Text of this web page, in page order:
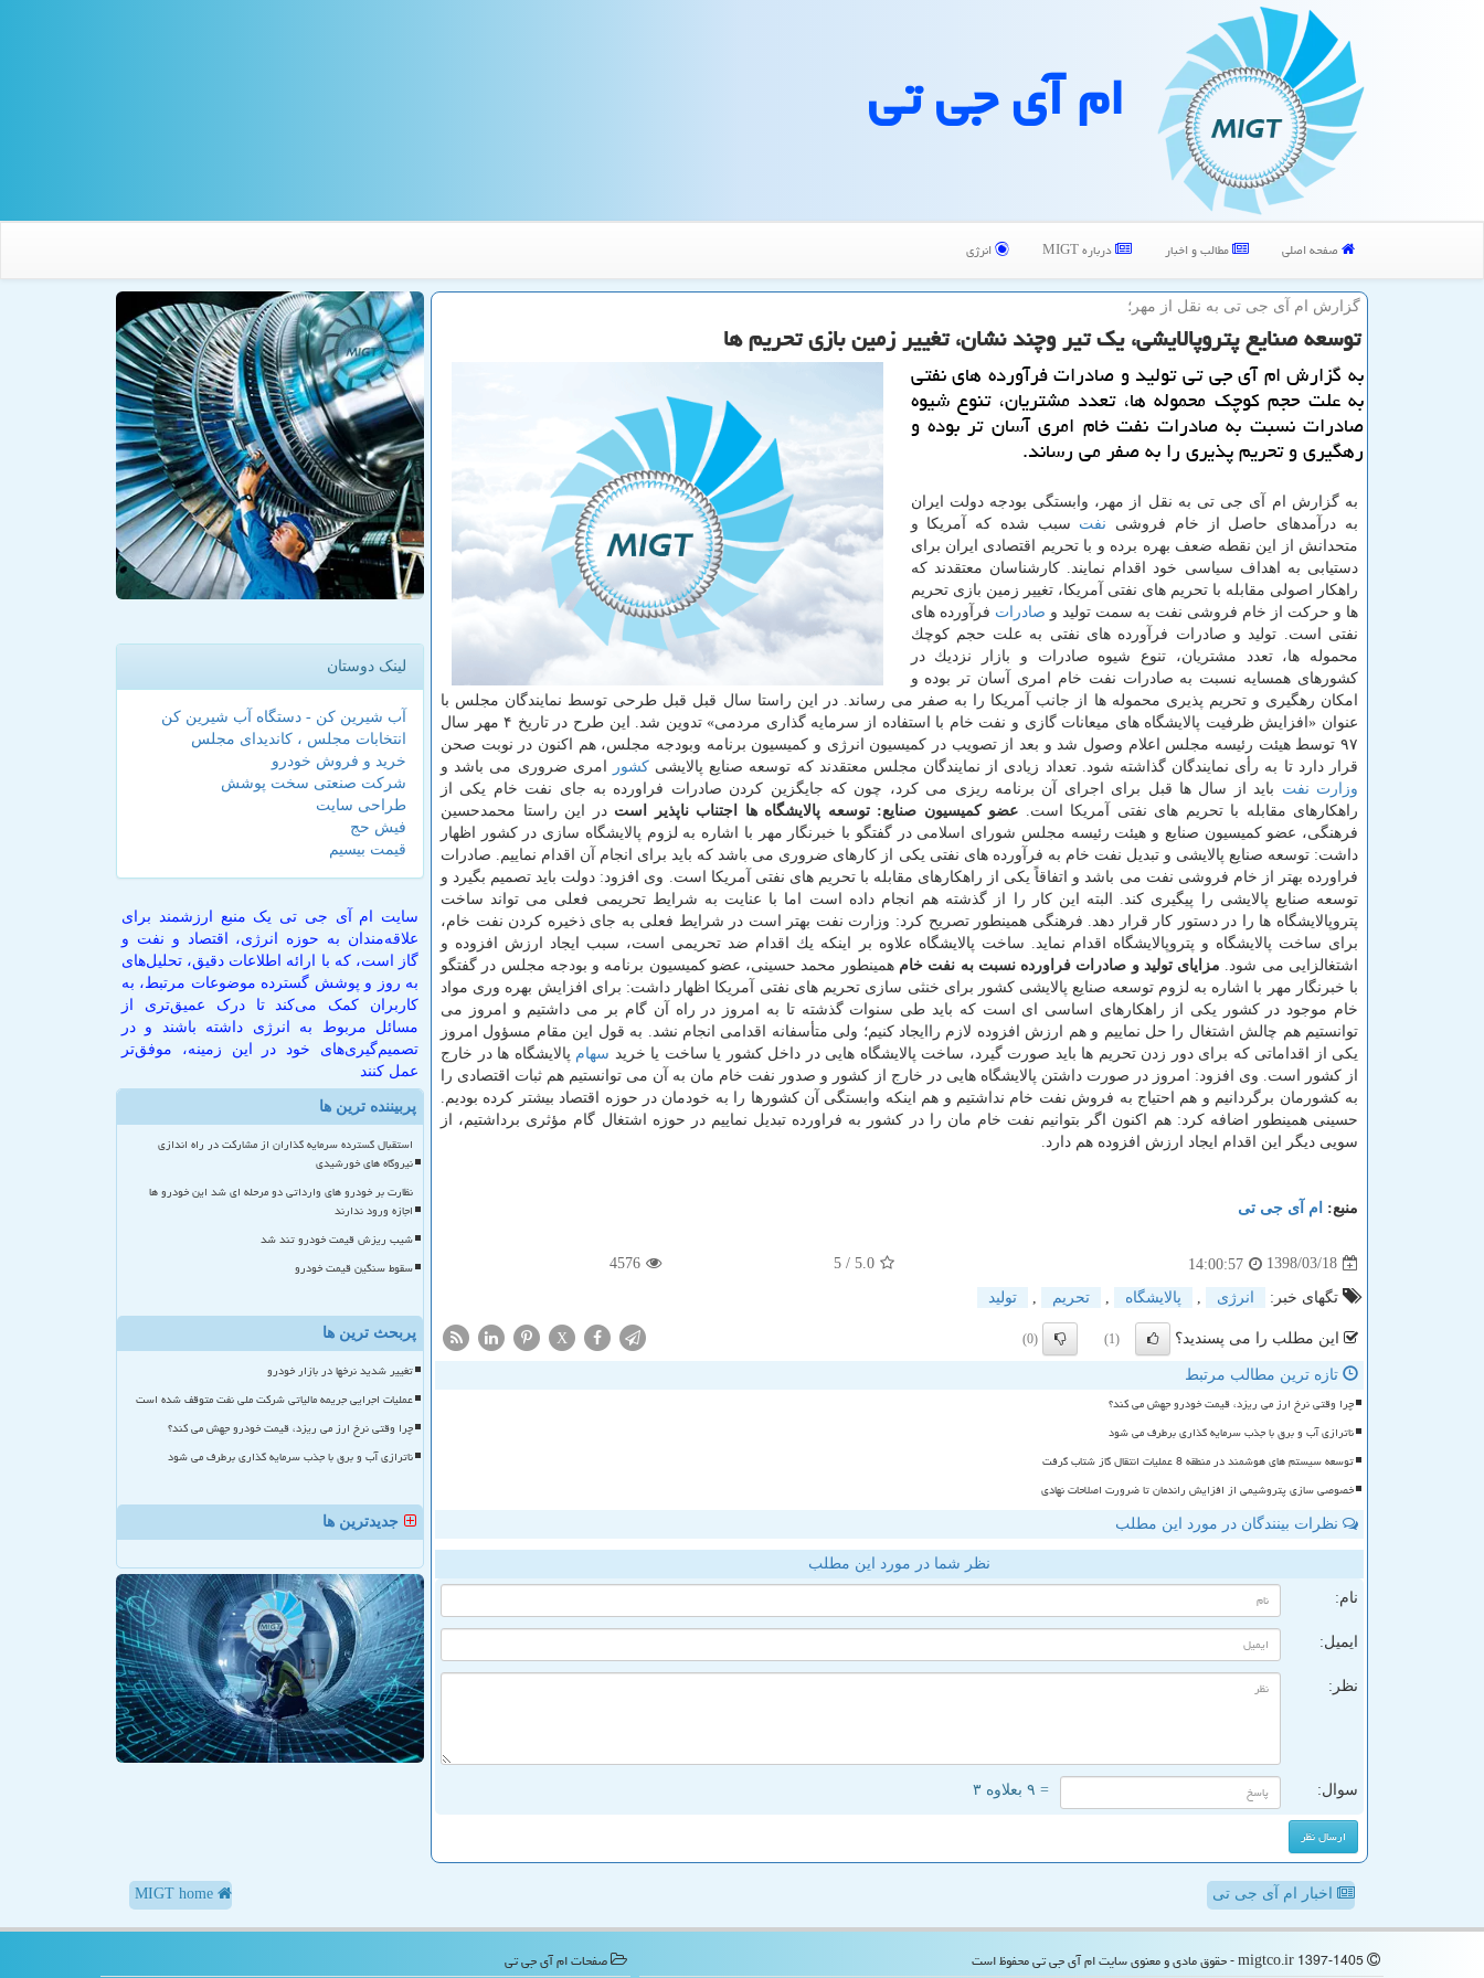
ام آی جی تی
صفحه اصلی مطالب و اخبار درباره MIGT انرژی
گزارش ام آی جی تی به نقل از مهر؛
توسعه صنایع پتروپالایشی، یك تیر وچند نشان، تغییر زمین بازی تحریم ها
به گزارش ام آی جی تی تولید و صادرات فرآورده های نفتی
به علت حجم كوچك محموله ها، تعدد مشتریان، تنوع شیوه
صادرات نسبت به صادرات نفت خام امری آسان تر بوده و
رهگیری و تحریم پذیری را به صفر می رساند.
به گزارش ام آی جی تی به نقل از مهر، وابستگی بودجه دولت ایران
به درآمدهای حاصل از خام فروشی نفت سبب شده كه آمریكا و
متحدانش از این نقطه ضعف بهره برده و با تحریم اقتصادی ایران برای
دستیابی به اهداف سیاسی خود اقدام نمایند. كارشناسان معتقدند كه
راهكار اصولی مقابله با تحریم های نفتی آمریكا، تغییر زمین بازی تحریم
ها و حركت از خام فروشی نفت به سمت تولید و صادرات فرآورده های
نفتی است. تولید و صادرات فرآورده های نفتی به علت حجم كوچك
محموله ها، تعدد مشتریان، تنوع شیوه صادرات و بازار نزدیك در
كشورهای همسایه نسبت به صادرات نفت خام امری آسان تر بوده و
امكان رهگیری و تحریم پذیری محموله ها از جانب آمریكا را به صفر می رساند. در این راستا سال قبل قبل طرحی توسط نمایندگان مجلس با
عنوان «افزایش ظرفیت پالایشگاه های میعانات گازی و نفت خام با استفاده از سرمایه گذاری مردمی» تدوین شد. این طرح در تاریخ ۴ مهر سال
۹۷ توسط هیئت رئیسه مجلس اعلام وصول شد و بعد از تصویب در كمیسیون انرژی و كمیسیون برنامه وبودجه مجلس، هم اكنون در نوبت صحن
قرار دارد تا به رأی نمایندگان گذاشته شود. تعداد زیادی از نمایندگان مجلس معتقدند كه توسعه صنایع پالایشیكشور
امری ضروری می باشد و
وزارت نفت باید از سال ها قبل برای اجرای آن برنامه ریزی می كرد، چون كه جایگزین كردن صادرات فراورده به جای نفت خام یكی از
راهكارهای مقابله با تحریم های نفتی آمریكا است. عضو كمیسیون صنایع: توسعه پالایشگاه ها اجتناب ناپذیر است در این راستا محمدحسین
فرهنگی، عضو كمیسیون صنایع و هیئت رئیسه مجلس شورای اسلامی در گفتگو با خبرنگار مهر با اشاره به لزوم پالایشگاه سازی در كشور اظهار
داشت: توسعه صنایع پالایشی و تبدیل نفت خام به فرآورده های نفتی یكی از كارهای ضروری می باشد كه باید برای انجام آن اقدام نماییم. صادرات
فراورده بهتر از خام فروشی نفت می باشد و اتفاقاً یكی از راهكارهای مقابله با تحریم های نفتی آمریكا است. وی افزود: دولت باید تصمیم بگیرد و
توسعه صنایع پالایشی را پیگیری كند. البته این كار را از گذشته هم انجام داده است اما با عنایت به شرایط تحریمی فعلی می تواند ساخت
پتروپالایشگاه ها را در دستور كار قرار دهد. فرهنگی همینطور تصریح كرد: وزارت نفت بهتر است در شرایط فعلی به جای ذخیره كردن نفت خام،
برای ساخت پالایشگاه و پتروپالایشگاه اقدام نماید. ساخت پالایشگاه علاوه بر اینكه یك اقدام ضد تحریمی است، سبب ایجاد ارزش افزوده و
اشتغالزایی می شود. مزایای تولید و صادرات فراورده نسبت به نفت خام همینطور محمد حسینی، عضو كمیسیون برنامه و بودجه مجلس در گفتگو
با خبرنگار مهر با اشاره به لزوم توسعه صنایع پالایشی كشور برای خنثی سازی تحریم های نفتی آمریكا اظهار داشت: برای افزایش بهره وری مواد
خام موجود در كشور یكی از راهكارهای اساسی ای است كه باید طی سنوات گذشته تا به امروز در راه آن گام بر می داشتیم و امروز می
توانستیم هم چالش اشتغال را حل نماییم و هم ارزش افزوده لازم راایجاد كنیم؛ ولی متأسفانه اقدامی انجام نشد. به قول این مقام مسؤول امروز
یكی از اقداماتی كه برای دور زدن تحریم ها باید صورت گیرد، ساخت پالایشگاه هایی در داخل كشور یا ساخت یا خرید سهام پالایشگاه ها در خارج
از كشور است. وی افزود: امروز در صورت داشتن پالایشگاه هایی در خارج از كشور و صدور نفت خام مان به آن می توانستیم هم ثبات اقتصادی را
به كشورمان برگردانیم و هم احتیاج به فروش نفت خام نداشتیم و هم اینكه وابستگی آن كشورها را به خودمان در حوزه اقتصاد بیشتر كرده بودیم.
حسینی همینطور اضافه كرد: هم اكنون اگر بتوانیم نفت خام مان را در كشور به فراورده تبدیل نماییم در حوزه اشتغال گام مؤثری برداشتیم، از
سویی دیگر این اقدام ایجاد ارزش افزوده هم دارد.
منبع: ام آی جی تی
1398/03/18
14:00:57
5.0
/ 5
4576
تگهای خبر: انرژی پالایشگاه تحریم تولید
این مطلب را می پسندید؟ (1)
(0)
X
تازه ترین مطالب مرتبط
چرا وقتی نرخ ارز می ریزد، قیمت خودرو جهش می کند؟
ناترازی آب و برق با جذب سرمایه گذاری برطرف می شود
توسعه سیستم های هوشمند در منطقه 8 عملیات انتقال گاز شتاب گرفت
خصوصی سازی پتروشیمی از افزایش راندمان تا ضرورت اصلاحات نهادی
نظرات بینندگان در مورد این مطلب
نظر شما در مورد این مطلب
نام:
ایمیل:
نظر:
سوال: = ۹ بعلاوه ۳
لینک دوستان
آب شیرین کن - دستگاه آب شیرین کن
انتخابات مجلس ، کاندیدای مجلس
خرید و فروش خودرو
شرکت صنعتی سخت پوشش
طراحی سایت
فیش حج
قیمت بیسیم
سایت ام آی جی تی یک منبع ارزشمند برای
علاقه‌مندان به حوزه انرژی، اقتصاد و نفت و
گاز است، که با ارائه اطلاعات دقیق، تحلیل‌های
به روز و پوشش گسترده موضوعات مرتبط، به
کاربران کمک می‌کند تا درک عمیق‌تری از
مسائل مربوط به انرژی داشته باشند و در
تصمیم‌گیری‌های خود در این زمینه، موفق‌تر
عمل کنند
پربیننده ترین ها
استقبال گسترده سرمایه گذاران از مشارکت در راه اندازی
نیروگاه های خورشیدی
نظارت بر خودرو های وارداتی دو مرحله ای شد این خودرو ها
اجازه ورود ندارند
شیب ریزش قیمت خودرو تند شد
سقوط سنگین قیمت خودرو
پربحث ترین ها
تغییر شدید نرخها در بازار خودرو
عملیات اجرایی جریمه مالیاتی شرکت ملی نفت متوقف شده است
چرا وقتی نرخ ارز می ریزد، قیمت خودرو جهش می کند؟
ناترازی آب و برق با جذب سرمایه گذاری برطرف می شود
جدیدترین ها
اخبار ام آی جی تی
صفحات ام آی جی تی